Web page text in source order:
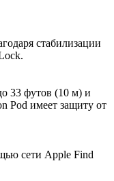
стабилизации
33 футов (10 м) и
Pod имеет защиту от
сети Apple Find